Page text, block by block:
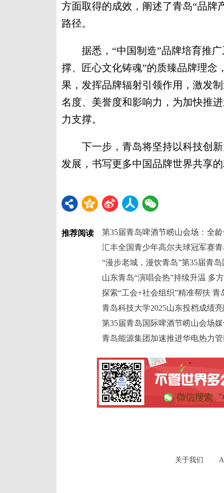
方面取得的成效，阐述了青岛“品牌
路径。
据悉，“中国制造”品牌培育推广
撑、匠心文化铸魂”的质臻品牌理念
果，发挥品牌辐射引领作用，激发
名度、美誉度和影响力，为加快推
力支撑。
下一步，青岛将坚持以科技创新
发展，书写更多中国品牌世界共享
推荐阅读
青岛能源集团加速推进华电热力
关于我们